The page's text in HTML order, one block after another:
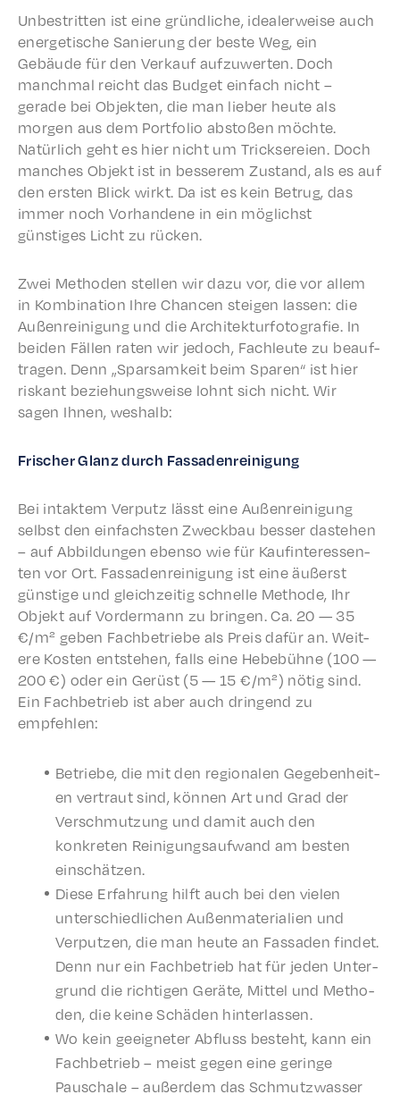
Unbe­strit­ten ist eine gründliche, ideal­er­weise auch
ener­getis­che Sanierung der beste Weg, ein
Gebäude für den Verkauf aufzuw­erten. Doch
manch­mal reicht das Budget einfach nicht –
gerade bei Objek­ten, die man lieber heute als
morgen aus dem Port­fo­lio abstoßen möchte.
Natür­lich geht es hier nicht um Trick­sereien. Doch
manch­es Objekt ist in besserem Zustand, als es auf
den ersten Blick wirkt. Da ist es kein Betrug, das
immer noch Vorhan­dene in ein möglichst
günstiges Licht zu rücken.
Zwei Meth­o­d­en stellen wir dazu vor, die vor allem
in Kombi­na­tion Ihre Chan­cen steigen lassen: die
Außen­reini­gung und die Architek­tur­fo­tografie. In
beiden Fällen raten wir jedoch, Fach­leute zu beauf­
tra­gen. Denn „Sparsamkeit beim Sparen“ ist hier
riskant beziehungsweise lohnt sich nicht. Wir
sagen Ihnen, weshalb:
Frisch­er Glanz durch Fassadenreinigung
Bei intak­tem Verputz lässt eine Außen­reini­gung
selb­st den einfach­sten Zweck­bau bess­er daste­hen
– auf Abbil­dun­gen eben­so wie für Kaufin­ter­essen­
ten vor Ort. Fassaden­reini­gung ist eine äußerst
günstige und gleichzeit­ig schnelle Meth­ode, Ihr
Objekt auf Vorder­mann zu brin­gen. Ca. 20 — 35
€/m² geben Fach­be­triebe als Preis dafür an. Weit­
ere Kosten entste­hen, falls eine Hebe­bühne (100 —
200 €) oder ein Gerüst (5 — 15 €/m²) nötig sind.
Ein Fach­be­trieb ist aber auch drin­gend zu
empfehlen:
Betriebe, die mit den regionalen Gegeben­heit­
en vertraut sind, können Art und Grad der
Verschmutzung und damit auch den
konkreten Reini­gungsaufwand am besten
einschätzen.
Diese Erfahrung hilft auch bei den vielen
unter­schiedlichen Außen­ma­te­ri­alien und
Verputzen, die man heute an Fassaden find­et.
Denn nur ein Fach­be­trieb hat für jeden Unter­
grund die richti­gen Geräte, Mittel und Meth­o­
d­en, die keine Schä­den hinterlassen.
Wo kein geeigneter Abfluss beste­ht, kann ein
Fach­be­trieb – meist gegen eine geringe
Pauschale – außer­dem das Schmutzwass­er